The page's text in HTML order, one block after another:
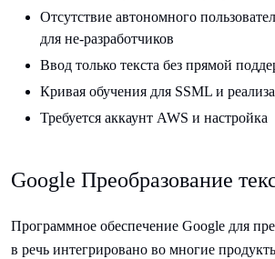
Отсутствие автономного
для не-разработчиков
Ввод только текста без прямой
Кривая обучения для SSML и
Требуется аккаунт AWS и настройка
Google Преобразование
Программное обеспечение Google для
в речь интегрировано во многие